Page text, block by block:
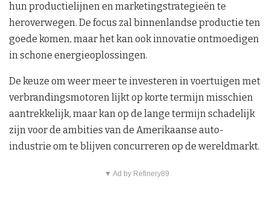
hun productielijnen en marketingstrategieën te
heroverwegen. De focus zal binnenlandse productie ten
goede komen, maar het kan ook innovatie ontmoedigen
in schone energieoplossingen.
De keuze om weer meer te investeren in voertuigen met
verbrandingsmotoren lijkt op korte termijn misschien
aantrekkelijk, maar kan op de lange termijn schadelijk
zijn voor de ambities van de Amerikaanse auto-
industrie om te blijven concurreren op de wereldmarkt.
▼ Ad by Refinery89